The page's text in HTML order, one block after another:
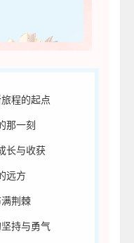
程的起点
那一刻
长与收获
远方
荆棘
持与勇气